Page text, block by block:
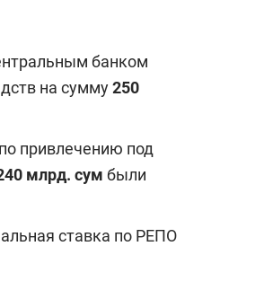
банком
на сумму250
привлечению под
млрд. сум были
ставка по РЕПО